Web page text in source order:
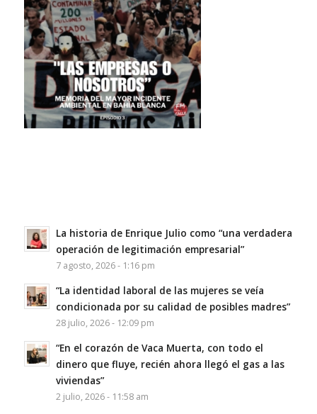
La historia de Enrique Julio como “una verdadera
operación de legitimación empresarial”
7 agosto, 2026 - 1:16 pm
“La identidad laboral de las mujeres se veía
condicionada por su calidad de posibles madres”
28 julio, 2026 - 12:09 pm
“En el corazón de Vaca Muerta, con todo el
dinero que fluye, recién ahora llegó el gas a las
viviendas”
2 julio, 2026 - 11:58 am